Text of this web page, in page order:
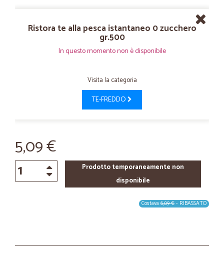
Ristora te alla pesca istantaneo 0 zucchero
gr.500
In questo momento non è disponibile
Visita la categoria
TE-FREDDO
5,09 €
Prodotto temporaneamente non
disponibile
Costava 6,09 €- RIBASSATO